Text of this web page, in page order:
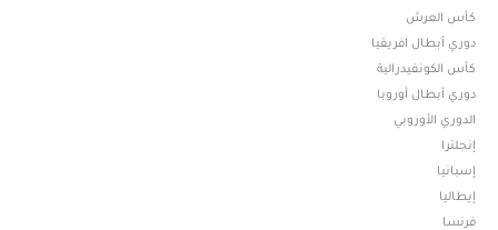
كأس العرش
دوري أبطال افريقيا
كأس الكونفيدرالية
دوري أبطال أوروبا
الدوري الأوروبي
إنجلترا
إسبانيا
إيطاليا
فرنسا